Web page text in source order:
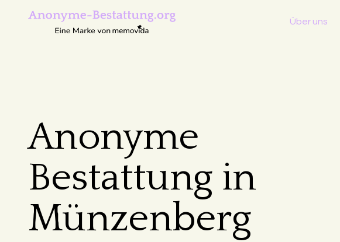
Über uns
Anonyme
Bestattung in
Münzenberg